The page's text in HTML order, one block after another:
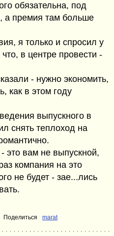
обязательна, под
а премия там больше
я только и спросил у
в центре провести -
- нужно экономить,
как в этом году
выпускного в
снять теплоход на
это вам не выпускной,
компания на это
не будет - зае...лись
Поделиться marat